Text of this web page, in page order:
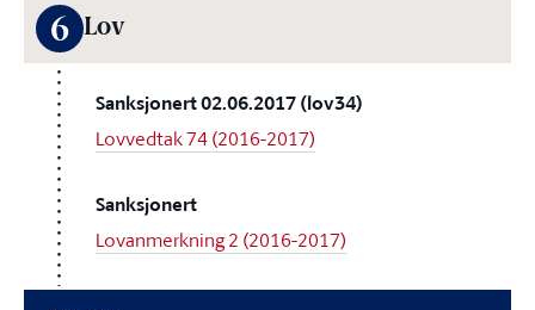
6 Lov
Sanksjonert 02.06.2017 (lov34)
Lovvedtak 74 (2016-2017)
Sanksjonert
Lovanmerkning 2 (2016-2017)